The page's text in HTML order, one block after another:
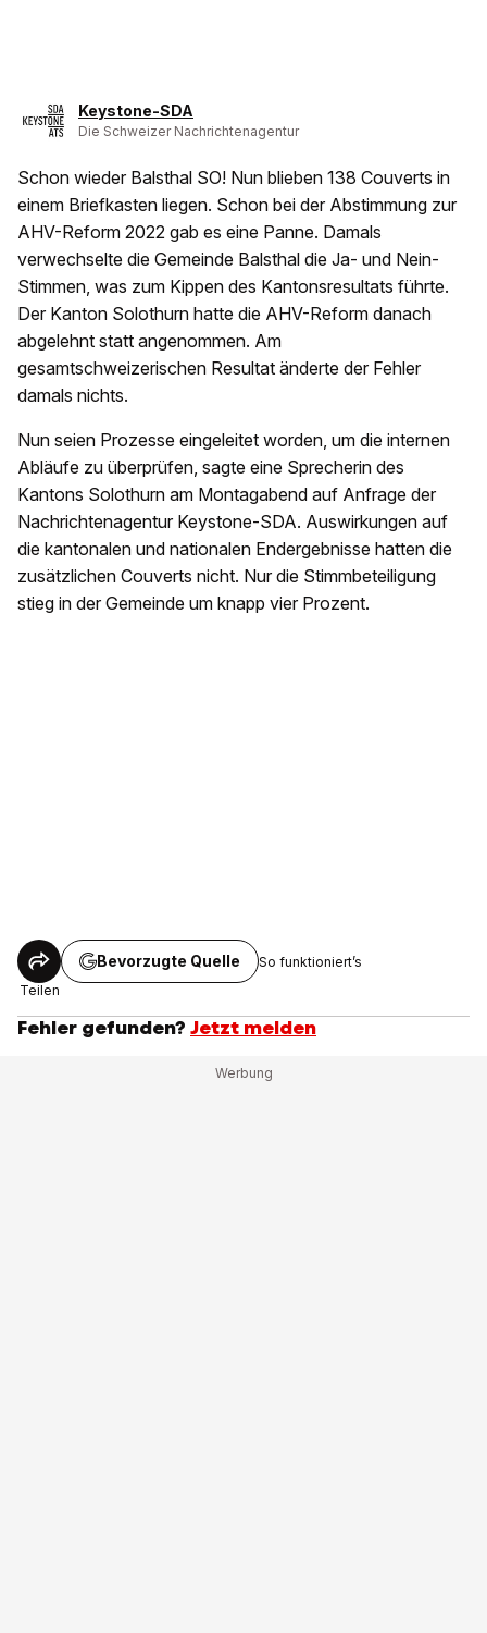
Keystone-SDA
Die Schweizer Nachrichtenagentur
Schon wieder Balsthal SO! Nun blieben 138 Couverts in
einem Briefkasten liegen. Schon bei der Abstimmung zur
AHV-Reform 2022 gab es eine Panne. Damals
verwechselte die Gemeinde Balsthal die Ja- und Nein-
Stimmen, was zum Kippen des Kantonsresultats führte.
Der Kanton Solothurn hatte die AHV-Reform danach
abgelehnt statt angenommen. Am
gesamtschweizerischen Resultat änderte der Fehler
damals nichts.
Nun seien Prozesse eingeleitet worden, um die internen
Abläufe zu überprüfen, sagte eine Sprecherin des
Kantons Solothurn am Montagabend auf Anfrage der
Nachrichtenagentur Keystone-SDA. Auswirkungen auf
die kantonalen und nationalen Endergebnisse hatten die
zusätzlichen Couverts nicht. Nur die Stimmbeteiligung
stieg in der Gemeinde um knapp vier Prozent.
Teilen
Bevorzugte Quelle So funktioniert’s
Fehler gefunden? Jetzt melden